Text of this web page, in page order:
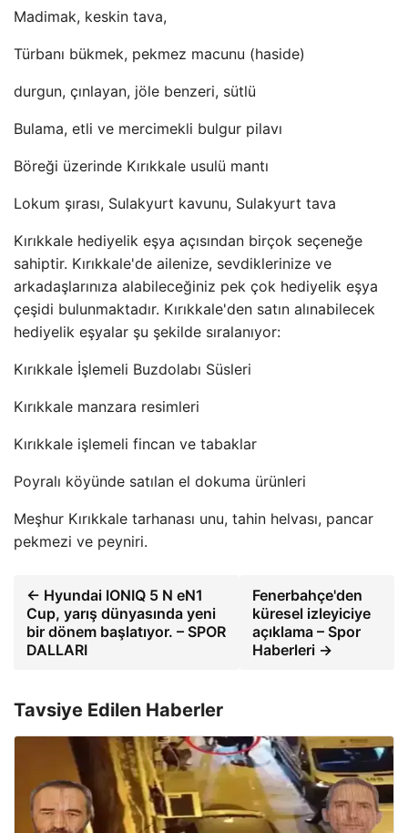
Madimak, keskin tava,
Türbanı bükmek, pekmez macunu (haside)
durgun, çınlayan, jöle benzeri, sütlü
Bulama, etli ve mercimekli bulgur pilavı
Böreği üzerinde Kırıkkale usulü mantı
Lokum şırası, Sulakyurt kavunu, Sulakyurt tava
Kırıkkale hediyelik eşya açısından birçok seçeneğe
sahiptir. Kırıkkale'de ailenize, sevdiklerinize ve
arkadaşlarınıza alabileceğiniz pek çok hediyelik eşya
çeşidi bulunmaktadır. Kırıkkale'den satın alınabilecek
hediyelik eşyalar şu şekilde sıralanıyor:
Kırıkkale İşlemeli Buzdolabı Süsleri
Kırıkkale manzara resimleri
Kırıkkale işlemeli fincan ve tabaklar
Poyralı köyünde satılan el dokuma ürünleri
Meşhur Kırıkkale tarhanası unu, tahin helvası, pancar
pekmezi ve peyniri.
← Hyundai IONIQ 5 N eN1
Cup, yarış dünyasında yeni
bir dönem başlatıyor. – SPOR
DALLARI
Fenerbahçe'den
küresel izleyiciye
açıklama – Spor
Haberleri →
Tavsiye Edilen Haberler